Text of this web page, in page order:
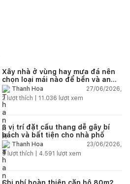
Xây nhà ở vùng hay mưa đá nên
chọn loại mái nào để bền và an
toàn?Thanh Hoa
27/06/2026,
2 lượt thích | 11.036 lượt xem
3 vị trí đặt cầu thang dễ gây bí
bách và bất tiện cho nhà phố
Thanh Hoa
23/06/2026,
5 lượt thích | 4.591 lượt xem